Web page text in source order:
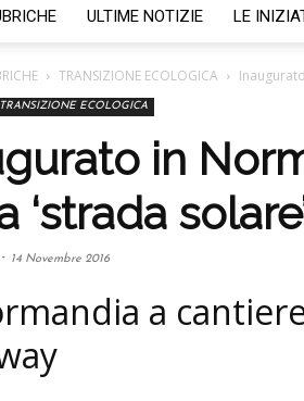
ULTIME NOTIZIE LE
TRANSIZIONE ECOLOGICA
TRANSIZIONE ECOLOGICA
in
‘strada
- 14 Novembre 2016
a